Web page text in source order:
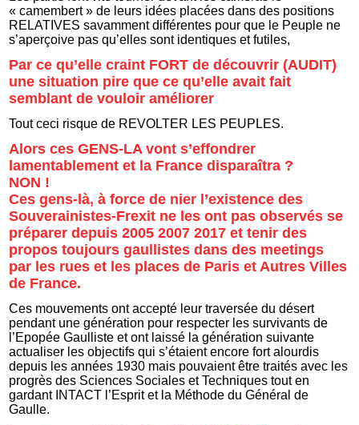
« camembert » de leurs idées placées dans des positions
RELATIVES savamment différentes pour que le Peuple ne
s’aperçoive pas qu’elles sont identiques et futiles,
Par ce qu’elle craint FORT de découvrir (AUDIT)
une situation pire que ce qu’elle avait fait
semblant de vouloir améliorer
Tout ceci risque de REVOLTER LES PEUPLES.
Alors ces GENS-LA vont s’effondrer
lamentablement et la France disparaîtra ?
NON !
Ces gens-là, à force de nier l’existence des
Souverainistes-Frexit ne les ont pas observés se
préparer depuis 2005 2007 2017 et tenir des
propos toujours gaullistes dans des meetings
par les rues et les places de Paris et Autres Villes
de France.
Ces mouvements ont accepté leur traversée du désert
pendant une génération pour respecter les survivants de
l’Epopée Gaulliste et ont laissé la génération suivante
actualiser les objectifs qui s’étaient encore fort alourdis
depuis les années 1930 mais pouvaient être traités avec les
progrès des Sciences Sociales et Techniques tout en
gardant INTACT l’Esprit et la Méthode du Général de
Gaulle.